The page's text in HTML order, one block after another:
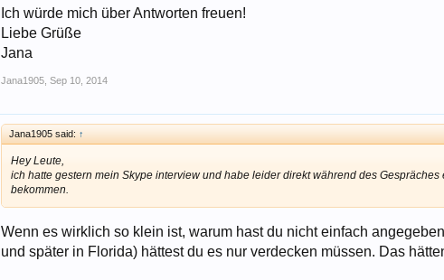
Ich würde mich über Antworten freuen!
Liebe Grüße
Jana
Jana1905 Sep 10, 2014
Jana1905 said: ↑
Hey Leute,
ich hatte gestern mein Skype interview und habe leider direkt während des
bekommen.
Wenn es wirklich so klein ist, warum hast du nicht einfach
und später in Florida) hättest du es nur verdecken müssen. Das